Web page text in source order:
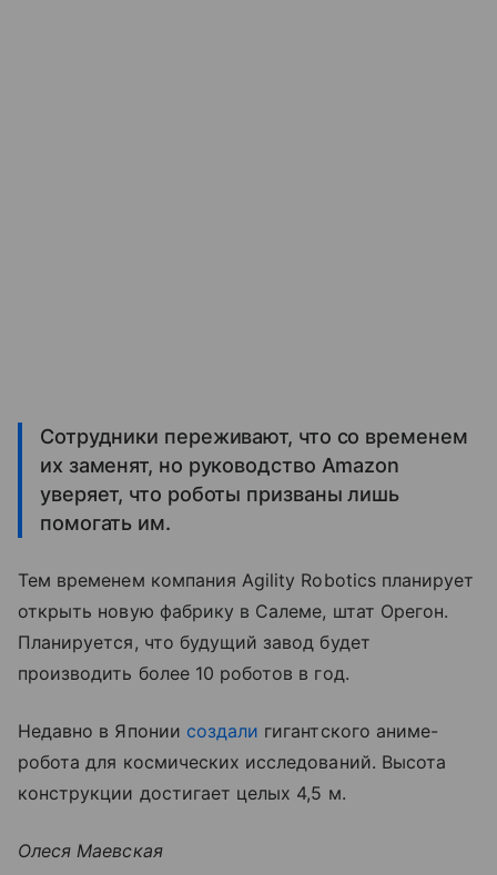
Сотрудники переживают, что со временем
их заменят, но руководство Amazon
уверяет, что роботы призваны лишь
помогать им.
Тем временем компания Agility Robotics планирует
открыть новую фабрику в Салеме, штат Орегон.
Планируется, что будущий завод будет
производить более 10 роботов в год.
Недавно в Японии создали гигантского аниме-
робота для космических исследований. Высота
конструкции достигает целых 4,5 м.
Олеся Маевская